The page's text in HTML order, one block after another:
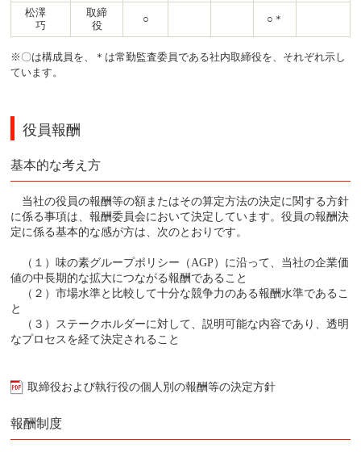
松澤
巧
取締
役
○ ○＊
※〇は構成員を、＊は常勤監査委員である社内取締役を、それぞれ示し
ています。
役員報酬
基本的な考え方
当社の役員の報酬等の額またはその算定方法の決定に関する方針
に係る事項は、報酬委員会において決定しています。役員の報酬決
定に係る基本的な感が方は、次のとおりです。
（１）味の素グループポリシー（AGP）に沿って、当社の企業価
値の中長期的な拡大につながる報酬であること
（２）市場水準と比較して十分な競争力のある報酬水準であるこ
と
（３）ステークホルダーに対して、説明可能な内容であり、透明
なプロセスを経て決定されること
取締役および執行役の個人別の報酬等の決定方針
報酬制度